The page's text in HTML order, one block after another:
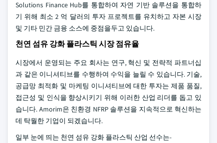
Solutions Finance Hub를 통합하여 자연 기반 솔루션을 통합하
기 위해 최소 2 억 달러의 투자 프로젝트를 유치하고 자본 시장
및 기타 민간 금융 소스에 중점을두고 있습니다.
천연 섬유 강화 플라스틱 시장 점유율
시장에서 운영되는 주요 회사는 연구, 혁신 및 전략적 파트너십
과 같은 이니셔티브를 수행하여 수익을 늘릴 수 있습니다. 기술,
공급망 최적화 및 마케팅 이니셔티브에 대한 투자는 제품 품질,
접근성 및 인식을 향상시키기 위해 이러한 산업 리더를 돕고 있
습니다. Amorim은 친환경 NFRP 솔루션을 지속적으로 혁신하는
데 탁월한 기업이 되겠습니다.
일부 눈에 띄는 천연 섬유 강화 플라스틱 산업 선수는-